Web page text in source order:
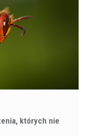
których nie